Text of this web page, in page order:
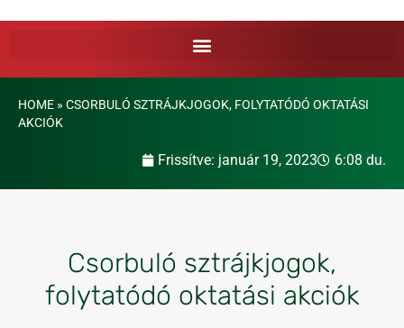
HOME » CSORBULÓ SZTRÁJKJOGOK, FOLYTATÓDÓ OKTATÁSI
AKCIÓK
Frissítve: január 19, 2023 6:08 du.
Csorbuló sztrájkjogok,
folytatódó oktatási akciók